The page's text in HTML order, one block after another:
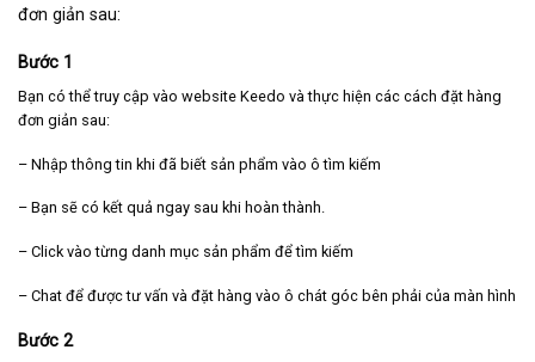
đơn giản sau:
Bước 1
Bạn có thể truy cập vào website Keedo và thực hiện các cách đặt hàng
đơn giản sau:
– Nhập thông tin khi đã biết sản phẩm vào ô tìm kiếm
– Bạn sẽ có kết quả ngay sau khi hoàn thành.
– Click vào từng danh mục sản phẩm để tìm kiếm
– Chat để được tư vấn và đặt hàng vào ô chát góc bên phải của màn hình
Bước 2